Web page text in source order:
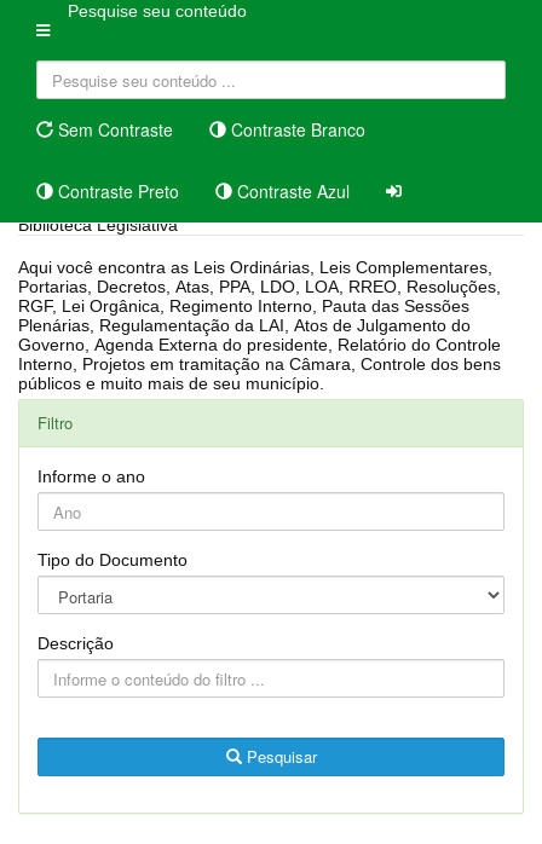
Pesquise seu conteúdo
Sem Contraste Contraste Branco
Contraste Preto Contraste Azul
Biblioteca Legislativa
Aqui você encontra as Leis Ordinárias, Leis Complementares,
Portarias, Decretos, Atas, PPA, LDO, LOA, RREO, Resoluções,
RGF, Lei Orgânica, Regimento Interno, Pauta das Sessões
Plenárias, Regulamentação da LAI, Atos de Julgamento do
Governo, Agenda Externa do presidente, Relatório do Controle
Interno, Projetos em tramitação na Câmara, Controle dos bens
públicos e muito mais de seu município.
Filtro
Informe o ano
Tipo do Documento
Descrição
Pesquisar